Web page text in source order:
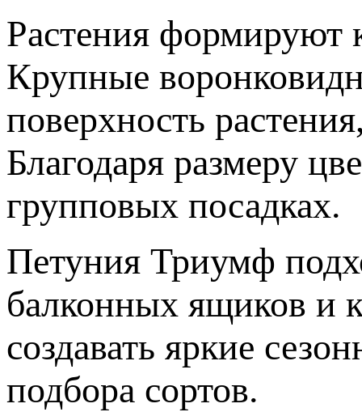
Растения формируют
Крупные
поверхность
Благодаря размеру
групповых посадках.
Петуния Триумф
балконных ящиков и
создавать яркие
подбора сортов.